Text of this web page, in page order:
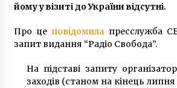
6 років ago
йому у візиті до України відсутні.
Про це повідомила пресслужба
запит видання “Радіо Свобода”.
На підставі запиту
заходів (станом на кінець